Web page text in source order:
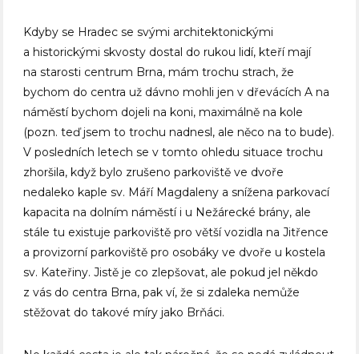
Kdyby se Hradec se svými architektonickými
a historickými skvosty dostal do rukou lidí, kteří mají
na starosti centrum Brna, mám trochu strach, že
bychom do centra už dávno mohli jen v dřevácích A na
náměstí bychom dojeli na koni, maximálně na kole
(pozn. teď jsem to trochu nadnesl, ale něco na to bude).
V posledních letech se v tomto ohledu situace trochu
zhoršila, když bylo zrušeno parkoviště ve dvoře
nedaleko kaple sv. Máří Magdaleny a snížena parkovací
kapacita na dolním náměstí i u Nežárecké brány, ale
stále tu existuje parkoviště pro větší vozidla na Jitřence
a provizorní parkoviště pro osobáky ve dvoře u kostela
sv. Kateřiny. Jistě je co zlepšovat, ale pokud jel někdo
z vás do centra Brna, pak ví, že si zdaleka nemůže
stěžovat do takové míry jako Brňáci.